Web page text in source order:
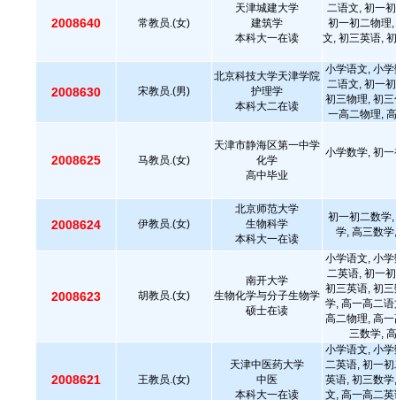
2008640 常教员.(女)
天津城建大学
建筑学
本科大一在读
二语文, 初一
初一初二物理
文, 初三英语,
2008630 宋教员.(男)
北京科技大学天津学院
护理学
本科大二在读
小学语文, 小
二语文, 初一
初三物理, 初
一高二物理,
2008625 马教员.(女)
天津市静海区第一中学
化学
高中毕业
小学数学, 初
2008624 伊教员.(女)
北京师范大学
生物科学
本科大一在读
初一初二数学
学, 高三数
2008623 胡教员.(女)
南开大学
生物化学与分子生物学
硕士在读
小学语文, 小
二英语, 初一
初三英语, 初
学, 高一高二
高二物理, 高
三数学,
2008621 王教员.(女)
天津中医药大学
中医
本科大一在读
小学语文, 小
二英语, 初一
英语, 初三数
文, 高一高二